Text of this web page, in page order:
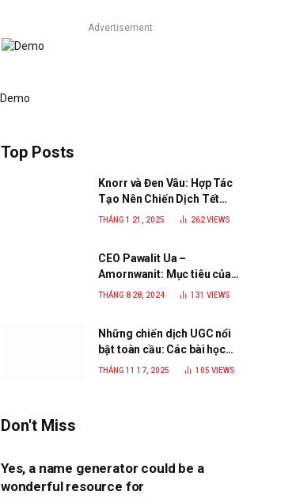
Advertisement
Top Posts
Knorr và Đen Vâu: Hợp Tác
Tạo Nên Chiến Dịch Tết
2025 Đầy Cảm Xúc “Vị Nhà”
THÁNG 1 21, 2025 262VIEWS
CEO Pawalit Ua –
Amornwanit: Mục tiêu của
C.P. Việt Nam là trở thành
THÁNG 8 28, 2024 131VIEWS
Những chiến dịch UGC nổi
bật toàn cầu: Các bài học
đắt giá cho thương hiệu
THÁNG 11 17, 2025 105VIEWS
Don't Miss
Yes, a name generator could be a
wonderful resource for